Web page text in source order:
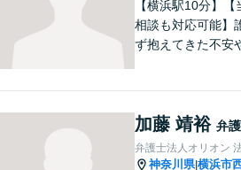
【横浜駅10分】【
相談も対応可能】
ず抱えてきた不安
がら、これからの
に見つけていきま
続・債権回収・不
加藤 靖裕 弁
弁護士法人オリオン
神奈川県|横浜市